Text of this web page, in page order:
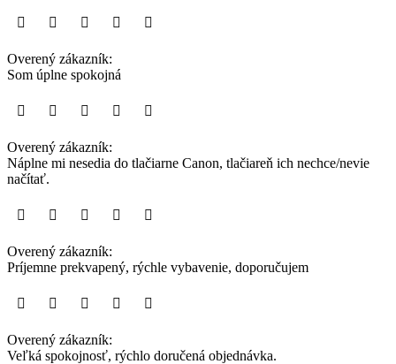
Overený zákazník:
Som úplne spokojná
Overený zákazník:
Náplne mi nesedia do tlačiarne Canon, tlačiareň ich nechce/nevie
načítať.
Overený zákazník:
Príjemne prekvapený, rýchle vybavenie, doporučujem
Overený zákazník:
Veľká spokojnosť, rýchlo doručená objednávka.